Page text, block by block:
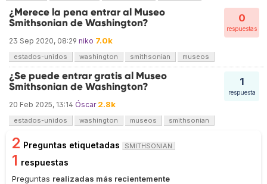
0
respuestas
¿Merece la pena entrar al Museo
Smithsonian de Washington?
23 Sep 2020, 08:29 niko 7.0k
estados-unidos washington smithsonian museos
1
respuesta
¿Se puede entrar gratis al Museo
Smithsonian de Washington?
20 Feb 2025, 13:14 Óscar 2.8k
estados-unidos washington museos smithsonian
2 Preguntas etiquetadas SMITHSONIAN
1 respuestas
Preguntas realizadas más recientemente